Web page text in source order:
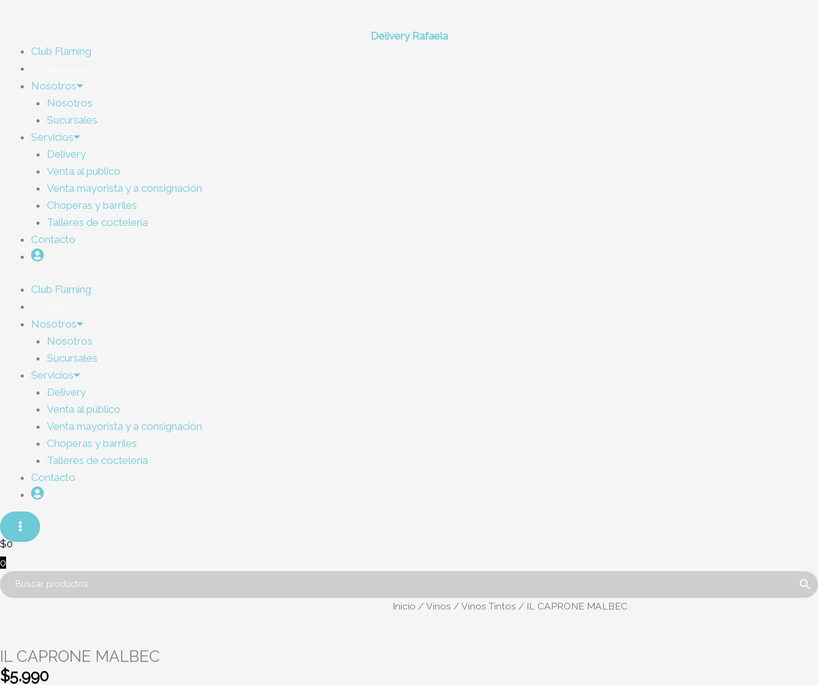
Delivery Rafaela
Club Flaming
Nosotros
Nosotros
Sucursales
Servicios
Delivery
Venta al público
Venta mayorista y a consignación
Choperas y barriles
Talleres de coctelería
Contacto
Club Flaming
Nosotros
Nosotros
Sucursales
Servicios
Delivery
Venta al público
Venta mayorista y a consignación
Choperas y barriles
Talleres de coctelería
Contacto
$0
0
Inicio /Vinos /Vinos Tintos / IL CAPRONE MALBEC
IL CAPRONE MALBEC
$5.990